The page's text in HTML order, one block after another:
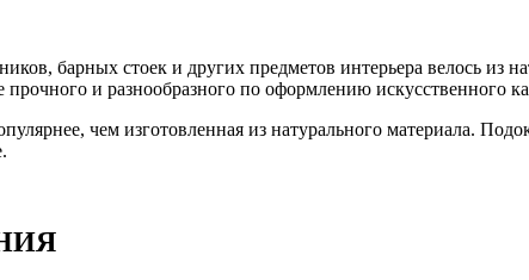
барных стоек и других предметов интерьера велось
прочного и разнообразного по оформлению искусственного
чем изготовленная из натурального материала.